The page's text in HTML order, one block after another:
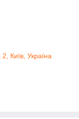
Київ, Україна